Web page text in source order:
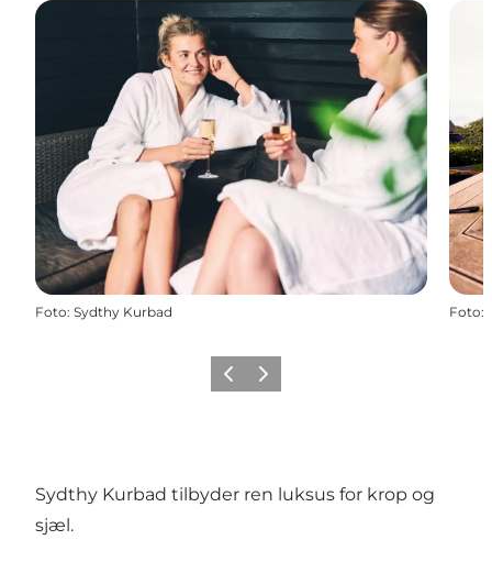
Foto: Sydthy Kurbad Foto:
ForrigeNæste
Sydthy Kurbad tilbyder ren luksus for krop og
sjæl.